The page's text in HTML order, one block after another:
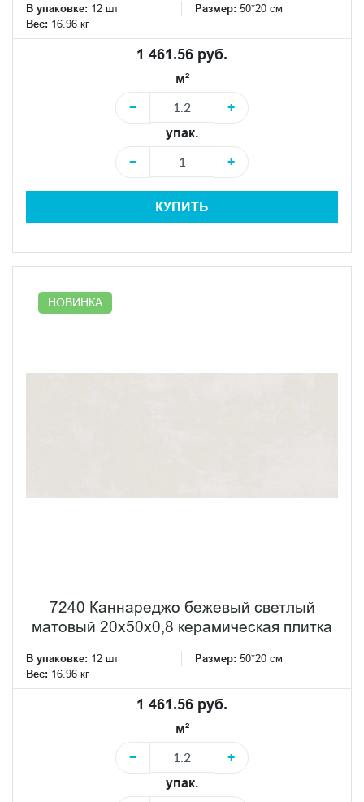
В упаковке: 12 шт Размер: 50*20 см
Вес: 16.96 кг
1 461.56 руб.
м²
−
+
упак.
−
+
КУПИТЬ
НОВИНКА
7240 Каннареджо бежевый светлый
матовый 20x50x0,8 керамическая плитка
В упаковке: 12 шт Размер: 50*20 см
Вес: 16.96 кг
1 461.56 руб.
м²
−
+
упак.